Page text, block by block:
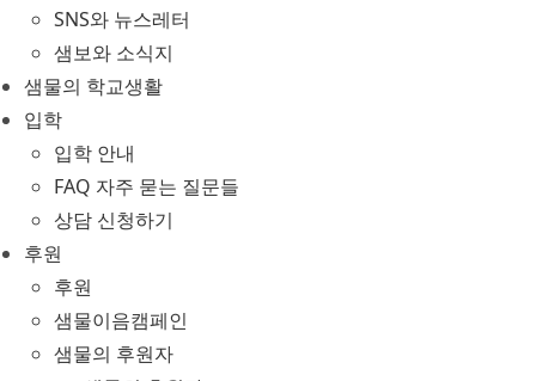
SNS와 뉴스레터
샘보와 소식지
샘물의 학교생활
입학
입학 안내
FAQ 자주 묻는 질문들
상담 신청하기
후원
후원
샘물이음캠페인
샘물의 후원자